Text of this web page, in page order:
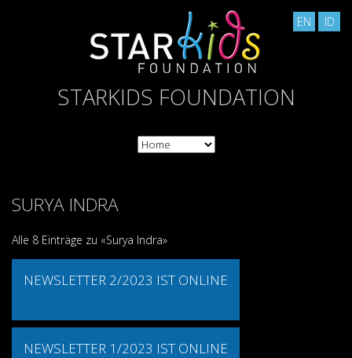
STARKIDS FOUNDATION
EN ID
SURYA INDRA
Alle 8 Einträge zu «Surya Indra»
NEWSLETTER 2/2023 IST ONLINE
NEWSLETTER 1/2023 IST ONLINE